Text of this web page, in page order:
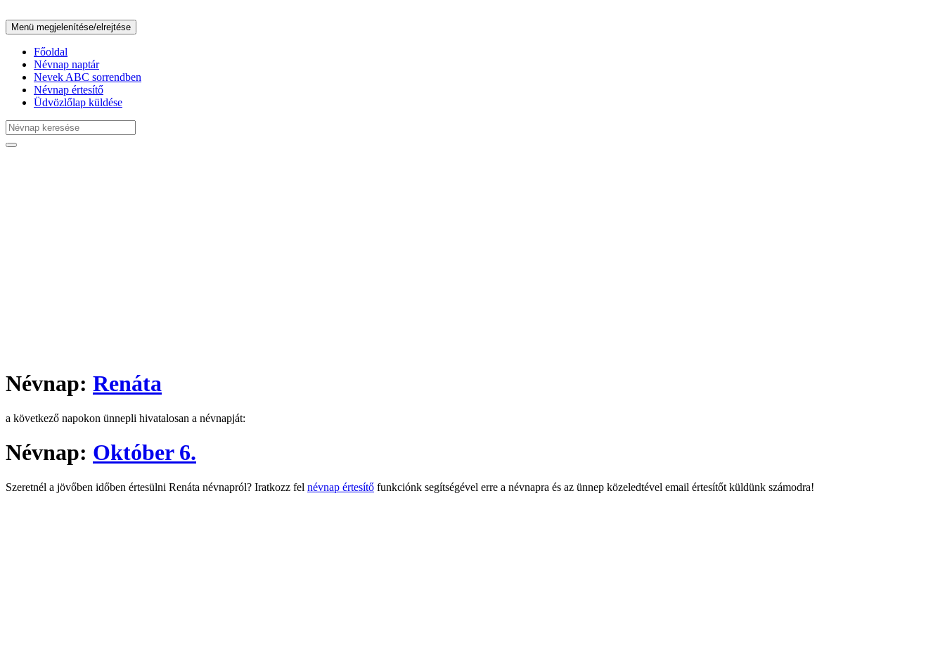
Menü megjelenítése/elrejtése
Főoldal
Névnap naptár
Nevek ABC sorrendben
Névnap értesítő
Üdvözlőlap küldése
Névnap: Renáta
a következő napokon ünnepli hivatalosan a névnapját:
Névnap: Október 6.
Szeretnél a jövőben időben értesülni Renáta névnapról? Iratkozz fel névnap értesítő funkciónk segítségével erre a névnapra és az ünnep közeledtével email értesítőt küldünk számodra!